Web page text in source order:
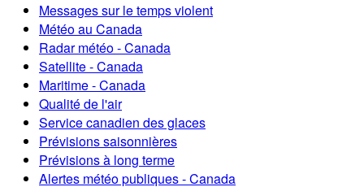
Messages sur le temps violent
Météo au Canada
Radar météo - Canada
Satellite - Canada
Maritime - Canada
Qualité de l'air
Service canadien des glaces
Prévisions saisonnières
Prévisions à long terme
Alertes météo publiques - Canada